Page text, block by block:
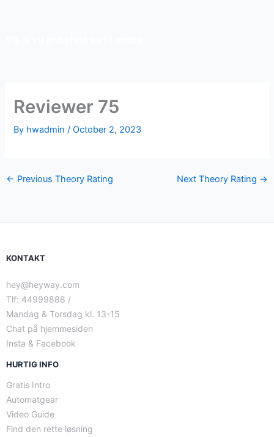
Reviewer 75
By hwadmin/October 2, 2023
← Previous Theory Rating Next Theory Rating →
KONTAKT
hey@heyway.com
Tlf: 44999888 /
Mandag & Torsdag kl. 13-15
Chat på hjemmesiden
Insta & Facebook
HURTIG INFO
Gratis Intro
Automatgear
Video Guide
Find den rette løsning